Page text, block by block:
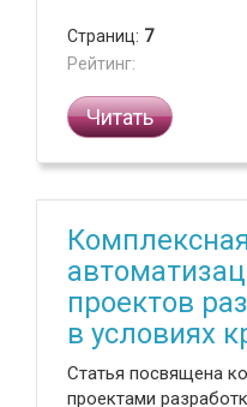
Страниц: 7
Рейтинг:
Читать
проектов
в условиях
Статья посвящена
проектами